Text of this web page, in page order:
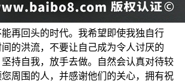
再回头的时代。我希望即使我独自行
的洪流，不要让自己成为令人讨厌的
持自我，放手去做。自然会认真对待较
周围的人，并感谢他们的关心，拥有祝